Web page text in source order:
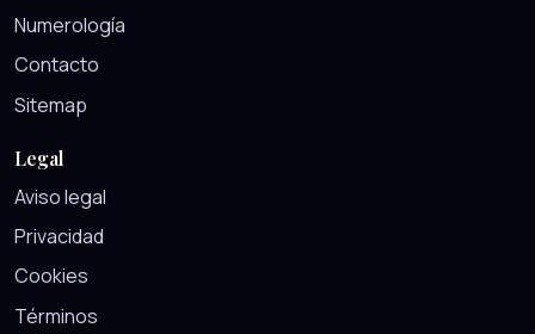
Numerología
Contacto
Sitemap
Legal
Aviso legal
Privacidad
Cookies
Términos